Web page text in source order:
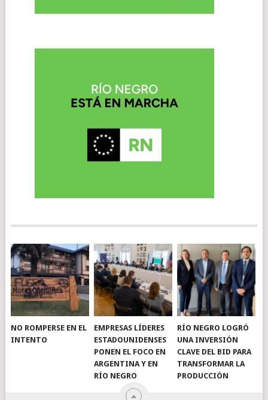
NO ROMPERSE EN EL
INTENTO
EMPRESAS LÍDERES
ESTADOUNIDENSES
PONEN EL FOCO EN
ARGENTINA Y EN
RÍO NEGRO
RÍO NEGRO LOGRÓ
UNA INVERSIÓN
CLAVE DEL BID PARA
TRANSFORMAR LA
PRODUCCIÓN